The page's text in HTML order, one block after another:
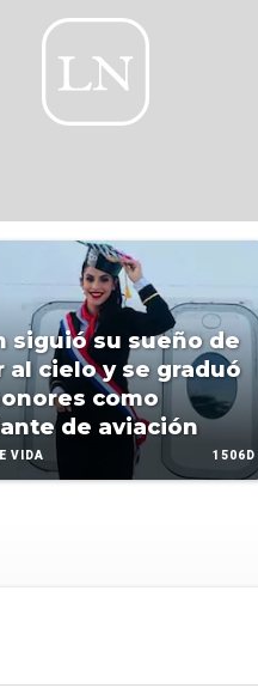
siguió su sueño de
al cielo y se graduó
como
de aviación
VIDA 1506D